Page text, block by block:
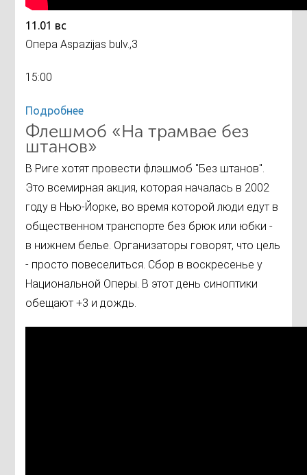
11.01 вс
Опера Aspazijas bulv.,3
15:00
Подробнее
Флешмоб «На трамвае без
штанов»
В Риге хотят провести флэшмоб "Без штанов".
Это всемирная акция, которая началась в 2002
году в Нью-Йорке, во время которой люди едут в
общественном транспорте без брюк или юбки -
в нижнем белье. Организаторы говорят, что цель
- просто повеселиться. Сбор в воскресенье у
Национальной Оперы. В этот день синоптики
обещают +3 и дождь.